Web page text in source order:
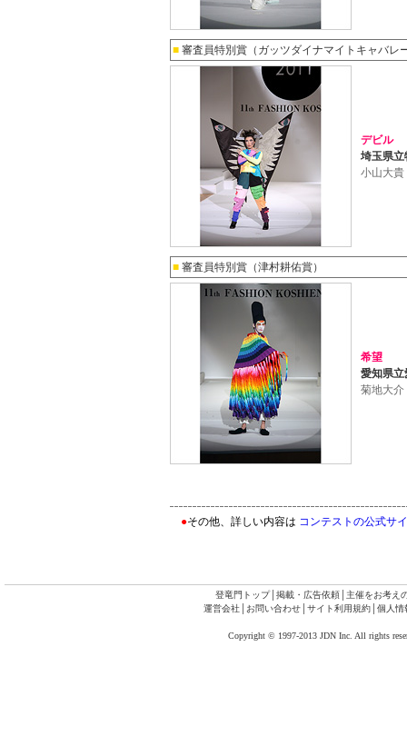
■ 審査員特別賞（ガッツダイナマイトキャバレ
デビル
埼玉県立
小山大貴
■ 審査員特別賞（津村耕佑賞）
希望
愛知県立
菊地大介
●その他、詳しい内容は コンテストの公式サ
登竜門トップ│ 掲載・広告依頼
主催をお考え
運営会社│ お問い合わせ│ サイト利用規約│ 個人情
Copyright © 1997-2013 JDN Inc. All rights